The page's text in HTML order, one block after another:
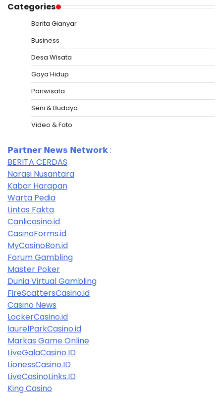
Categories
Berita Gianyar
Business
Desa Wisata
Gaya Hidup
Pariwisata
Seni & Budaya
Video & Foto
𝗣𝗮𝗿𝘁𝗻𝗲𝗿 𝗡𝗲𝘄𝘀 𝗡𝗲𝘁𝘄𝗼𝗿𝗸 :
BERITA CERDAS
Narasi Nusantara
Kabar Harapan
Warta Pedia
Lintas Fakta
Canlicasino.id
CasinoForms.id
MyCasinoBon.id
Forum Gambling
Master Poker
Dunia Virtual Gambling
FireScattersCasino.id
Casino News
LockerCasino.id
laurelParkCasino.id
Markas Game Online
LiveGalaCasino.ID
LionessCasino.ID
LiveCasinoLinks.ID
King Casino